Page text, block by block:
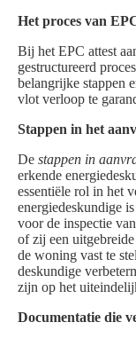
Het proces van
Bij het EPC attest
gestructureerd
belangrijke stappen
vlot verloop te
Stappen in het
De stappen in
erkende
essentiële rol in het
energiedeskundige
voor de inspectie
of zij een
de woning vast te
deskundige
zijn op het
Documentatie die